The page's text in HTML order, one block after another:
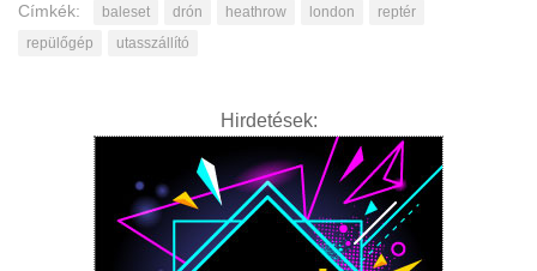
Címkék: baleset drón heathrow london
reptér
repülőgép
utasszállító
Hirdetések: